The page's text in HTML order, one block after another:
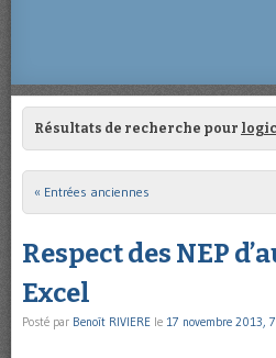
Résultats de recherche pour
Post navigation
« Entrées anciennes
Respect des NEP
Excel
Posté par Benoît RIVIERE le 17 novembre 2013,